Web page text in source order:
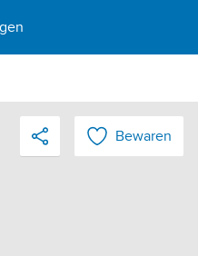
Bewaren